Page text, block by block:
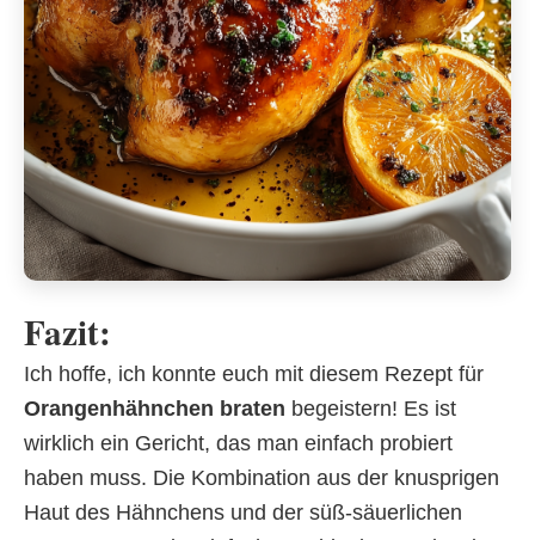
Fazit:
Ich hoffe, ich konnte euch mit diesem Rezept für
Orangenhähnchen braten begeistern! Es ist
wirklich ein Gericht, das man einfach probiert
haben muss. Die Kombination aus der knusprigen
Haut des Hähnchens und der süß-säuerlichen